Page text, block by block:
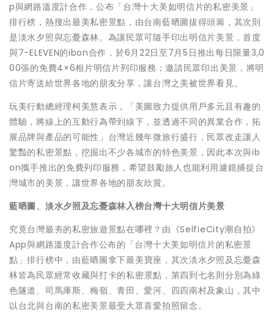
p與網路溫度計合作，公布「台灣十大美如明信片的私密美景」
排行榜，熱搜出最美私密景點，由台南藍晒圖拔得頭籌，其次則
是淡水夕照與忘憂森林。為讓民眾可隨手印出明信片美景，首度
與7-ELEVEN的ibon合作，於6月22日至7月5日推出每日限量3,0
00張的免費4×6相片明信片列印服務 ；邀請民眾印出美景，將明
信片寄送給世界各地的朋友分享，讓台灣之美被世界看見。
玩美行動總經理柯美慧表示，「美圖致力提供用戶多元且有趣的
體驗，將線上的互動行為帶到線下，並透過不同的異業合作，拓
展品牌與產品的可能性」台灣近幾年微旅行盛行，民眾改走讓人
驚豔的私密景點，挖掘出不少各城市的特色美景，因此本次與ib
on攜手推出的免費列印服務，希望鼓勵旅人也能利用濾鏡捕捉台
灣城市的美景，讓世界各地的朋友欣賞。
藍晒圖、淡水夕照及忘憂森林入榜台灣十大明信片美景
究竟台灣最夯的私密旅遊景點在哪裡？由《SelfieCity潮自拍》
App與網路溫度計合作公布的「台灣十大美如明信片的私密景
點」排行榜中，由藍晒圖拿下最美寶座，其次淡水夕照及忘憂森
林皆為民眾經常收藏與打卡的私密景點，第四到七名則分別為綠
色隧道、司馬庫斯、梅嶺、青田、愛河、四四南村及象山 ，其中
以台北與台南的私密美景最受大眾喜愛拍照留念。